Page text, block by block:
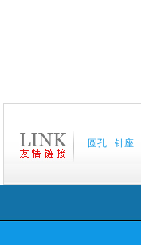
圆孔 针座